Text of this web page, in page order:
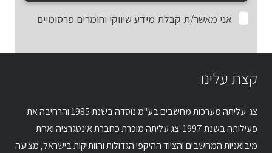
אני מאשר/ת קבלת מידע שיווקי וחומרים פרסומיים
קצת עלינו
צג-עליתה מערכות מחשבים בע"מ נוסדה בשנת 1985 והרחיבה את
פעילותה בשנת 1997. צג עליתה מוכרת כחברת אינטגרציה ואחת
מיבואניות המחשבים והציוד ההיקפי הגדולות והוותיקות בישראל, מציעה